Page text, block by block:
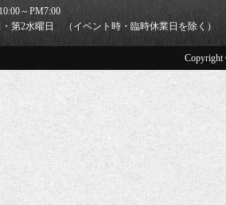
～PM7:00
第2水曜日 （イベント時・臨時休業日を除く）